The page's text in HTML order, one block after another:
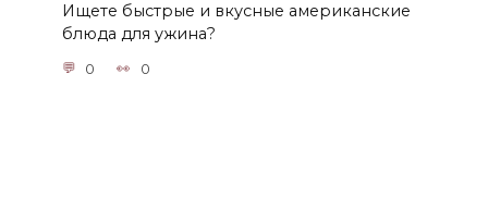
Ищете быстрые и вкусные американские
блюда для ужина?
0 0